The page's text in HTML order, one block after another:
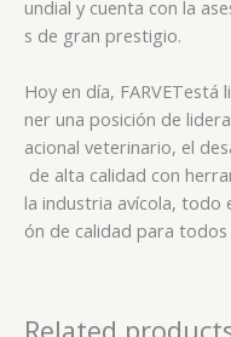
undial y cuenta con la
s de gran prestigio.
Hoy en día, FARVETestá
ner una posición de
acional veterinario, el
de alta calidad con
la industria avícola, todo
ón de calidad para todos
Related